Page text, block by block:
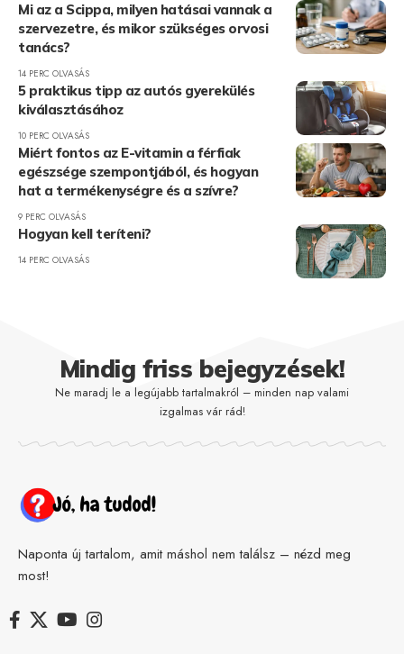
Mi az a Scippa, milyen hatásai vannak a
szervezetre, és mikor szükséges orvosi
tanács?
14 PERC OLVASÁS
5 praktikus tipp az autós gyerekülés
kiválasztásához
10 PERC OLVASÁS
Miért fontos az E-vitamin a férfiak
egészsége szempontjából, és hogyan
hat a termékenységre és a szívre?
9 PERC OLVASÁS
Hogyan kell teríteni?
14 PERC OLVASÁS
Mindig friss bejegyzések!
Ne maradj le a legújabb tartalmakról – minden nap valami
izgalmas vár rád!
Naponta új tartalom, amit máshol nem találsz – nézd meg
most!